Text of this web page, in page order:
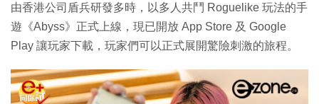
由香港公司盾兵研發多時，以多人共鬥 Roguelike 玩法的手
遊《Abyss》正式上線，現已開放 App Store 及 Google
Play 讓玩家下載，玩家們可以正式展開驚險刺激的旅程。